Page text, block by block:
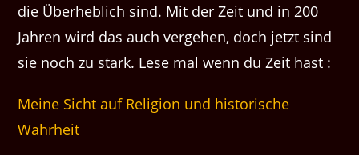
die Überheblich sind. Mit der Zeit und in 200
Jahren wird das auch vergehen, doch jetzt sind
sie noch zu stark. Lese mal wenn du Zeit hast :
Meine Sicht auf Religion und historische
Wahrheit